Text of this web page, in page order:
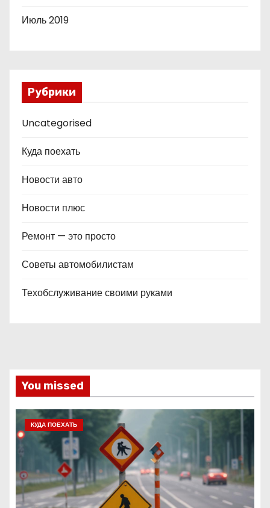
Июль 2019
Рубрики
Uncategorised
Куда поехать
Новости авто
Новости плюс
Ремонт — это просто
Советы автомобилистам
Техобслуживание своими руками
You missed
КУДА ПОЕХАТЬ